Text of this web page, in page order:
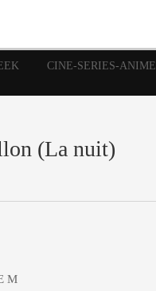
CINE-SERIES-ANIME
(La nuit)
M